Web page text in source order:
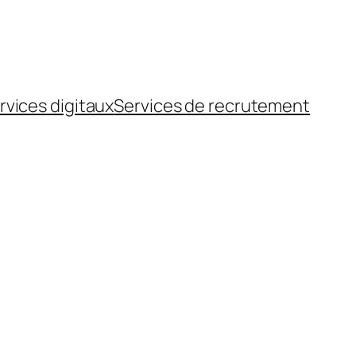
digitauxServices de recrutement